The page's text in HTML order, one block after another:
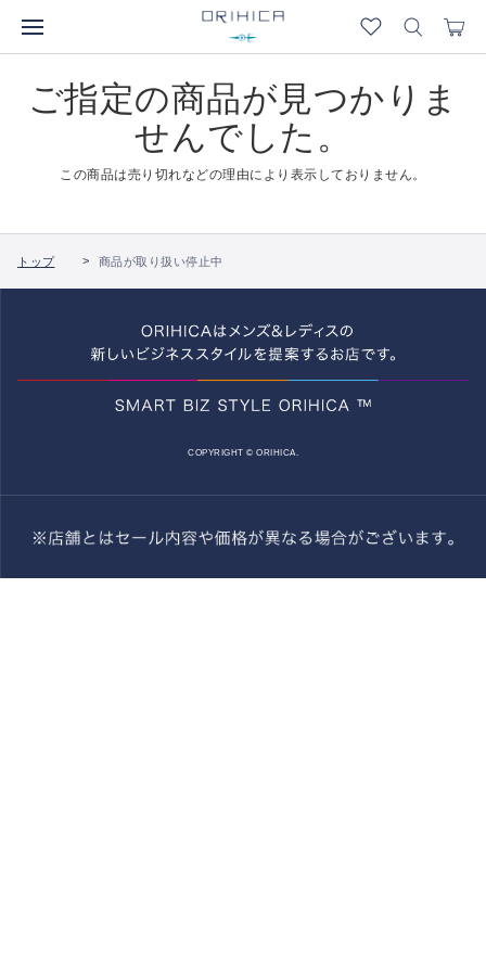
ご指定の商品が見つかりま
せんでした。
この商品は売り切れなどの理由により表示しておりません。
トップ 商品が取り扱い停止中
COPYRIGHT © ORIHICA.